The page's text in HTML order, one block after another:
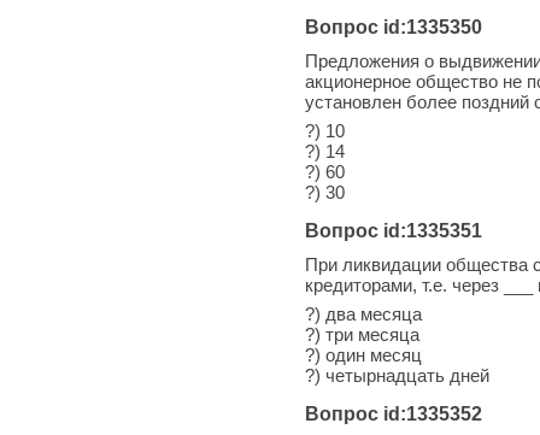
Вопрос id:1335350
Предложения о
акционерное общество не
установлен более поздний
?) 10
?) 14
?) 60
?) 30
Вопрос id:1335351
При ликвидации общества
кредиторами, т.е. через
?) два месяца
?) три месяца
?) один месяц
?) четырнадцать дней
Вопрос id:1335352